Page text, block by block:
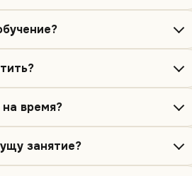
время?
занятие?